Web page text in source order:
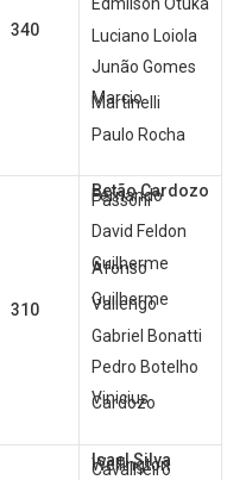
340
Luciano Loiola
Junão Gomes
Marcio
Martinelli
Paulo Rocha
310
Betão Cardozo
Fernando
Passoni
David Feldon
Guilherme
Afonso
Guilherme
Valiengo
Gabriel Bonatti
Pedro Botelho
Vinicius
Cardozo
Isael Silva
Wellington
Cavalheiro